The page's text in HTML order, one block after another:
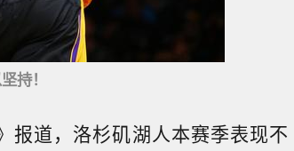
持！
报道，洛杉矶湖人本赛季表现不